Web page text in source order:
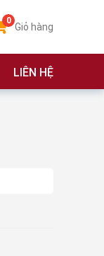
0 Giỏ hàng
LIÊN HỆ